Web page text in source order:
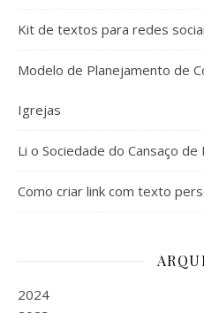
Kit de textos para redes
Modelo de Planejamento de
Igrejas
Li o Sociedade do Cansaço de
Como criar link com texto
2024